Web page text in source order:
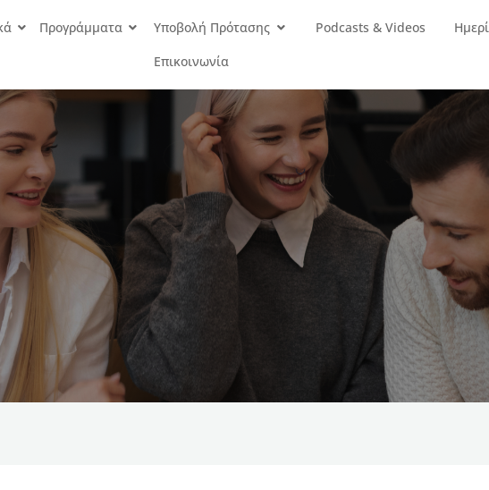
Προγράμματα Υποβολή Πρότασης Podcasts & Videos
Επικοινωνία